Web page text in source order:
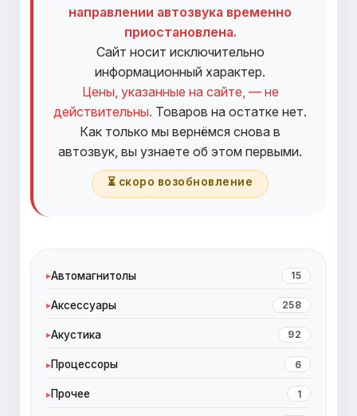
направлении автозвука временно
приостановлена.
Сайт носит исключительно
информационный характер.
Цены, указанные на сайте, — не
действительны. Товаров на остатке нет.
Как только мы вернёмся снова в
автозвук, вы узнаете об этом первыми.
⏳ скоро возобновление
Автомагнитолы 15
Аксессуары 258
Акустика 92
Процессоры 6
Прочее 1